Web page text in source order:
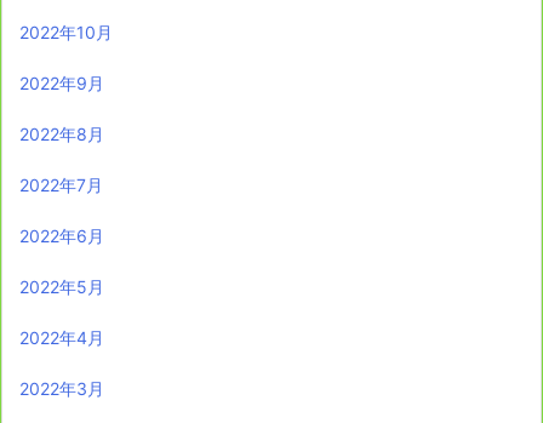
2022年10月
2022年9月
2022年8月
2022年7月
2022年6月
2022年5月
2022年4月
2022年3月